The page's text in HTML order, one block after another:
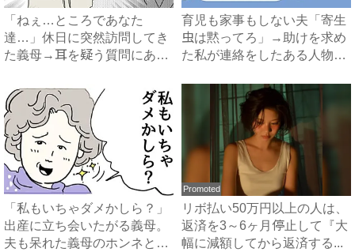
「ねぇ…ところであなた
達…」休日に突然訪問してき
た義母→耳を疑う質問にあ
育児も家事もしない夫「寄生
虫は黙ってろ」→助けを求め
た私が連絡をしたある人物と
「私もいちゃダメかしら？」
出産に立ち会いたがる義母。
夫も呆れた義母のホンネと
Promoted
リボ払い50万円以上の人は、
返済を3～6ヶ月停止して『大
幅に減額してから返済する...